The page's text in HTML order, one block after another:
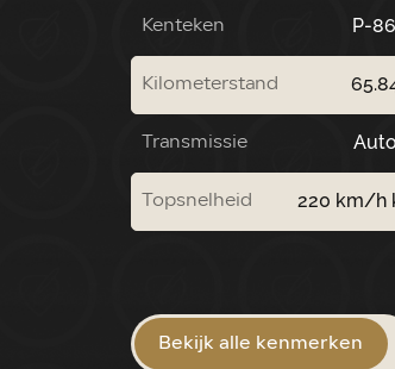
Kenteken P-
Kilometerstand
Transmissie
Topsnelheid 220 km/h
Bekijk alle kenmerken